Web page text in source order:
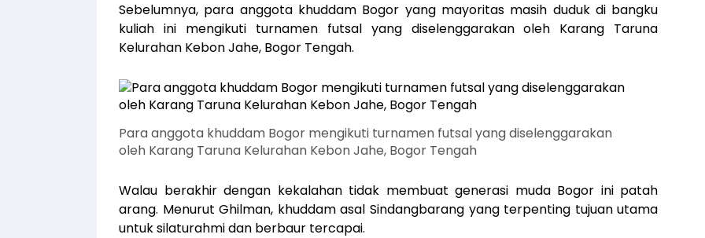
Sebelumnya, para anggota khuddam Bogor yang mayoritas masih duduk di bangku
kuliah ini mengikuti turnamen futsal yang diselenggarakan oleh Karang Taruna
Kelurahan Kebon Jahe, Bogor Tengah.
Para anggota khuddam Bogor mengikuti turnamen futsal yang diselenggarakan
oleh Karang Taruna Kelurahan Kebon Jahe, Bogor Tengah
Walau berakhir dengan kekalahan tidak membuat generasi muda Bogor ini patah
arang. Menurut Ghilman, khuddam asal Sindangbarang yang terpenting tujuan utama
untuk silaturahmi dan berbaur tercapai.